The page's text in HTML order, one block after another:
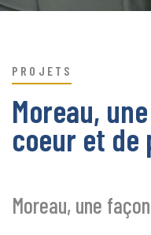
PROJETS
Moreau,
coeur et de
Moreau, une